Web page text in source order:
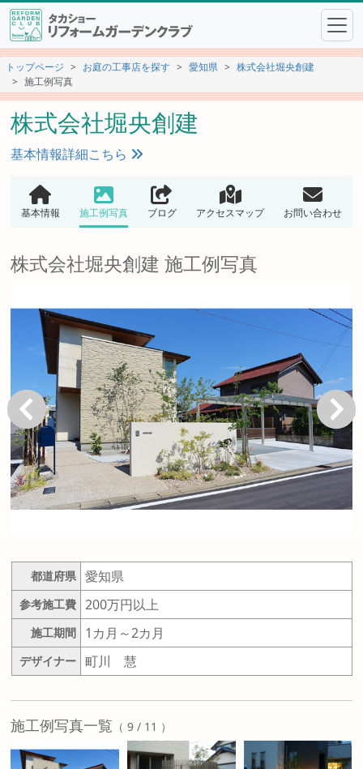
トップページ お庭の工事店を探す 愛知県
株式会社堀央創建
施工例写真
株式会社堀央創建
基本情報詳細こちら
基本情報 施工例写真 ブログ アクセスマップ お問い合わせ
株式会社堀央創建 施工例写真
戻る 次へ
都道府県 愛知県
参考施工費 200万円以上
施工期間 1カ月～2カ月
デザイナー 町川 慧
施工例写真一覧 （ 9 / 11 ）